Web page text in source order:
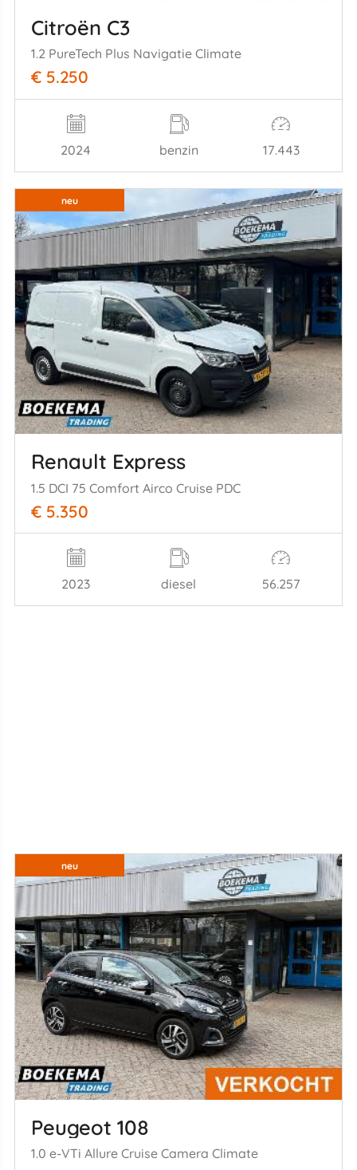
Citroën C3
1.2 PureTech Plus Navigatie Climate
€ 5.250
2024 benzin 17.443
neu
Renault Express
1.5 DCI 75 Comfort Airco Cruise PDC
€ 5.350
2023 diesel 56.257
neu
Peugeot 108
1.0 e-VTi Allure Cruise Camera Climate